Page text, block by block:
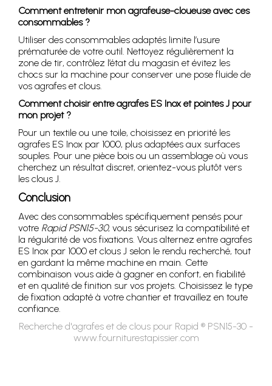
Comment entretenir mon agrafeuse-cloueuse avec ces
consommables ?
Utiliser des consommables adaptés limite l’usure
prématurée de votre outil. Nettoyez régulièrement la
zone de tir, contrôlez l’état du magasin et évitez les
chocs sur la machine pour conserver une pose fluide de
vos agrafes et clous.
Comment choisir entre agrafes ES Inox et pointes J pour
mon projet ?
Pour un textile ou une toile, choisissez en priorité les
agrafes ES Inox par 1000, plus adaptées aux surfaces
souples. Pour une pièce bois ou un assemblage où vous
cherchez un résultat discret, orientez-vous plutôt vers
les clous J.
Conclusion
Avec des consommables spécifiquement pensés pour
votre Rapid PSN15-30, vous sécurisez la compatibilité et
la régularité de vos fixations. Vous alternez entre agrafes
ES Inox par 1000 et clous J selon le rendu recherché, tout
en gardant la même machine en main. Cette
combinaison vous aide à gagner en confort, en fiabilité
et en qualité de finition sur vos projets. Choisissez le type
de fixation adapté à votre chantier et travaillez en toute
confiance.
Recherche d'agrafes et de clous pour Rapid ® PSN15-30 -
www.fourniturestapissier.com